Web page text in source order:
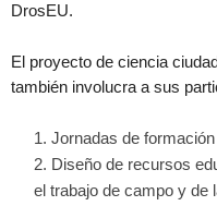
DrosEU.
El proyecto de ciencia
también involucra a sus
Jornadas de
Diseño de recursos
el trabajo de campo y de